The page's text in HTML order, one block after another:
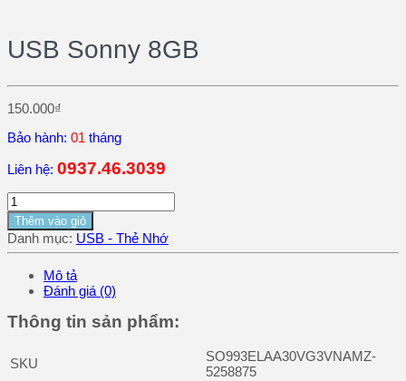
USB Sonny 8GB
150.000₫
Bảo hành: 01 tháng
Liên hệ: 0937.46.3039
Thêm vào giỏ
Danh mục: USB - Thẻ Nhớ
Mô tả
Đánh giá (0)
Thông tin sản phẩm:
SKU
SO993ELAA30VG3VNAMZ-
5258875